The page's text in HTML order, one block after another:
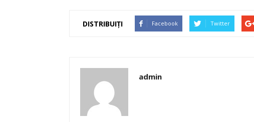
DISTRIBUIȚI Facebook Twitter
admin